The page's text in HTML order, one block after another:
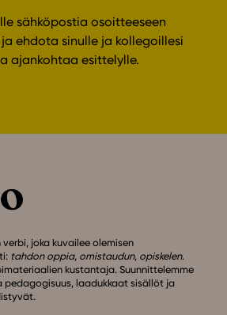
sähköpostia osoitteeseen
ehdota sinulle ja kollegoillesi
ajankohtaa esittelylle.
joka kuvailee olemisen
tahdon oppia, omistaudun, opiskelen.
kustantaja. Suunnittelemme
pedagogisuus, laadukkaat sisällöt ja